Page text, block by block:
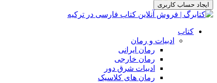
ایجاد حساب کاربری
کتاب
ادبیات و رمان
رمان ایرانی
رمان خارجی
ادبیات شرق دور
رمان های کلاسیک